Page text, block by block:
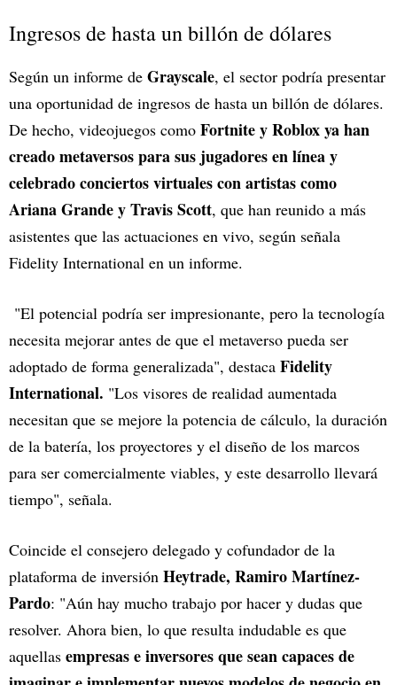
Ingresos de hasta un billón de dólares
Según un informe de Grayscale, el sector podría presentar
una oportunidad de ingresos de hasta un billón de dólares.
De hecho, videojuegos como Fortnite y Roblox ya han
creado metaversos para sus jugadores en línea y
celebrado conciertos virtuales con artistas como
Ariana Grande y Travis Scott, que han reunido a más
asistentes que las actuaciones en vivo, según señala
Fidelity International en un informe.
"El potencial podría ser impresionante, pero la tecnología
necesita mejorar antes de que el metaverso pueda ser
adoptado de forma generalizada", destaca Fidelity
International. "Los visores de realidad aumentada
necesitan que se mejore la potencia de cálculo, la duración
de la batería, los proyectores y el diseño de los marcos
para ser comercialmente viables, y este desarrollo llevará
tiempo", señala.
Coincide el consejero delegado y cofundador de la
plataforma de inversión Heytrade, Ramiro Martínez-
Pardo: "Aún hay mucho trabajo por hacer y dudas que
resolver. Ahora bien, lo que resulta indudable es que
aquellas empresas e inversores que sean capaces de